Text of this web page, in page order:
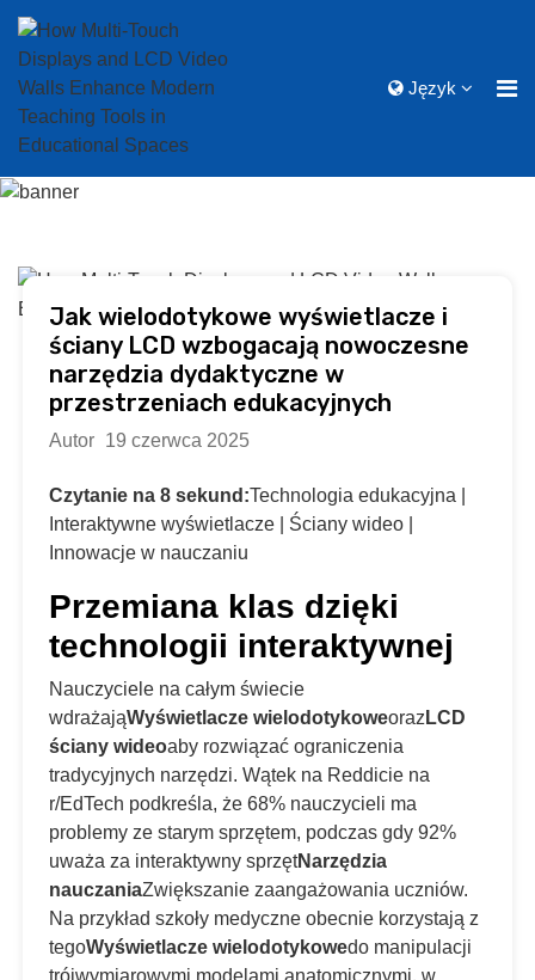
Język
Jak wielodotykowe wyświetlacze i
ściany LCD wzbogacają nowoczesne
narzędzia dydaktyczne w
przestrzeniach edukacyjnych
Autor 19 czerwca 2025
Czytanie na 8 sekund:Technologia edukacyjna |
Interaktywne wyświetlacze | Ściany wideo |
Innowacje w nauczaniu
Przemiana klas dzięki
technologii interaktywnej
Nauczyciele na całym świecie
wdrażająWyświetlacze wielodotykoweoraz LCD
ściany wideoaby rozwiązać ograniczenia
tradycyjnych narzędzi. Wątek na Reddicie na
r/EdTech podkreśla, że 68% nauczycieli ma
problemy ze starym sprzętem, podczas gdy 92%
uważa za interaktywny sprzętNarzędzia
nauczaniaZwiększanie zaangażowania uczniów.
Na przykład szkoły medyczne obecnie korzystają z
tegoWyświetlacze wielodotykowedo manipulacji
trójwymiarowymi modelami anatomicznymi, w